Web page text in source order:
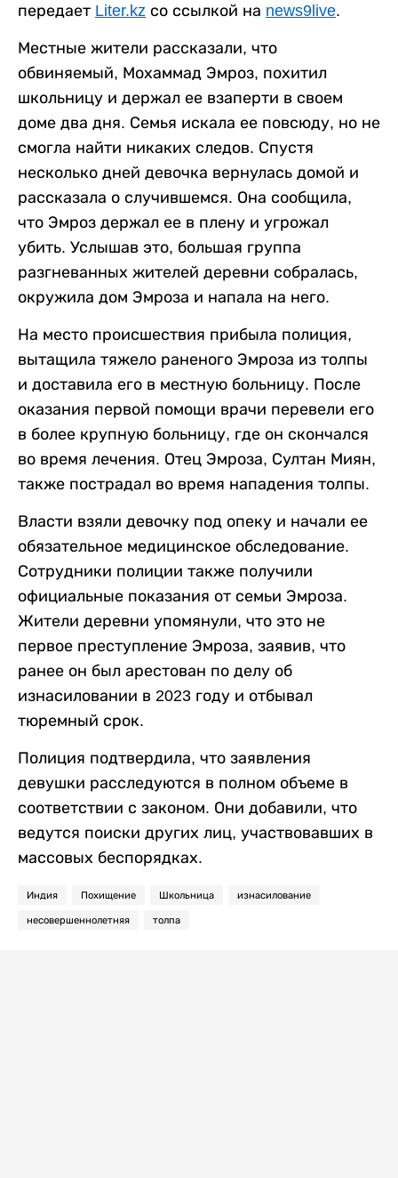
передает Liter.kz со ссылкой на news9live.
Местные жители рассказали, что
обвиняемый, Мохаммад Эмроз, похитил
школьницу и держал ее взаперти в своем
доме два дня. Семья искала ее повсюду, но не
смогла найти никаких следов. Спустя
несколько дней девочка вернулась домой и
рассказала о случившемся. Она сообщила,
что Эмроз держал ее в плену и угрожал
убить. Услышав это, большая группа
разгневанных жителей деревни собралась,
окружила дом Эмроза и напала на него.
На место происшествия прибыла полиция,
вытащила тяжело раненого Эмроза из толпы
и доставила его в местную больницу. После
оказания первой помощи врачи перевели его
в более крупную больницу, где он скончался
во время лечения. Отец Эмроза, Султан Миян,
также пострадал во время нападения толпы.
Власти взяли девочку под опеку и начали ее
обязательное медицинское обследование.
Сотрудники полиции также получили
официальные показания от семьи Эмроза.
Жители деревни упомянули, что это не
первое преступление Эмроза, заявив, что
ранее он был арестован по делу об
изнасиловании в 2023 году и отбывал
тюремный срок.
Полиция подтвердила, что заявления
девушки расследуются в полном объеме в
соответствии с законом. Они добавили, что
ведутся поиски других лиц, участвовавших в
массовых беспорядках.
Индия Похищение Школьница изнасилование
несовершеннолетняя толпа